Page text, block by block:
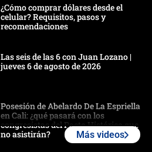
¿Cómo comprar dólares desde el
celular? Requisitos, pasos y
recomendaciones
Las seis de las 6 con Juan Lozano |
jueves 6 de agosto de 2026
Posesión de Abelardo De La Espriella
en Cali: ¿qué pasará con los
congresistas del Pacto Histórico que
no asistirán?
Más videos